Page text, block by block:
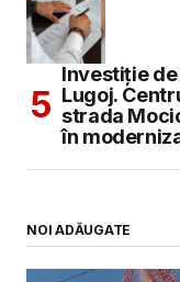
Investiție de
Lugoj.
strada
în
NOI ADĂUGATE